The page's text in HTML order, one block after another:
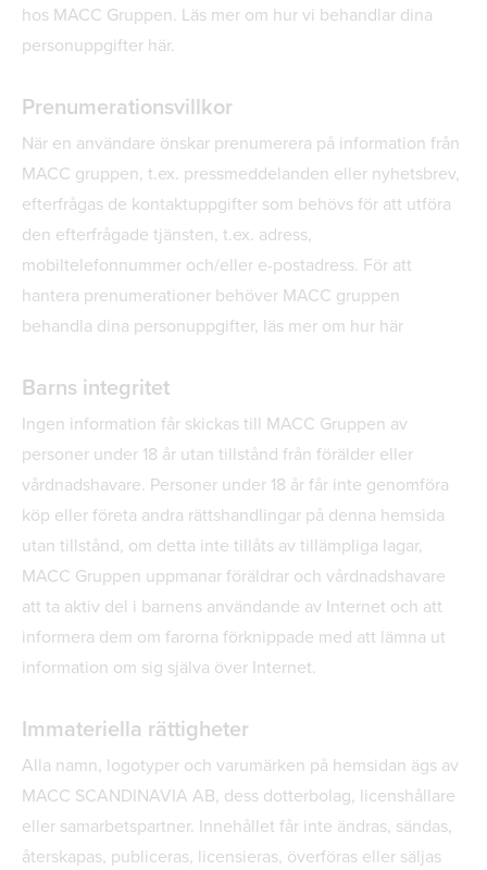
hos MACC Gruppen. Läs mer om hur vi behandlar dina
personuppgifter här.
Prenumerationsvillkor
När en användare önskar prenumerera på information från
MACC gruppen, t.ex. pressmeddelanden eller nyhetsbrev,
efterfrågas de kontaktuppgifter som behövs för att utföra
den efterfrågade tjänsten, t.ex. adress,
mobiltelefonnummer och/eller e-postadress. För att
hantera prenumerationer behöver MACC gruppen
behandla dina personuppgifter, läs mer om hur här
Barns integritet
Ingen information får skickas till MACC Gruppen av
personer under 18 år utan tillstånd från förälder eller
vårdnadshavare. Personer under 18 år får inte genomföra
köp eller företa andra rättshandlingar på denna hemsida
utan tillstånd, om detta inte tillåts av tillämpliga lagar,
MACC Gruppen uppmanar föräldrar och vårdnadshavare
att ta aktiv del i barnens användande av Internet och att
informera dem om farorna förknippade med att lämna ut
information om sig själva över Internet.
Immateriella rättigheter
Alla namn, logotyper och varumärken på hemsidan ägs av
MACC SCANDINAVIA AB, dess dotterbolag, licenshållare
eller samarbetspartner. Innehållet får inte ändras, sändas,
återskapas, publiceras, licensieras, överföras eller säljas